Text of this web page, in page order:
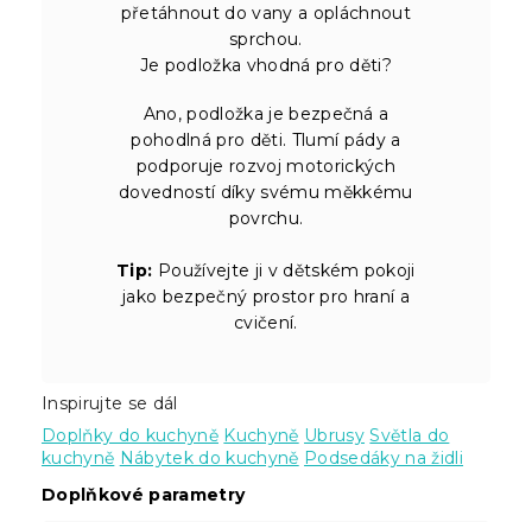
přetáhnout do vany a opláchnout
sprchou.
Je podložka vhodná pro děti?
Ano, podložka je bezpečná a
pohodlná pro děti. Tlumí pády a
podporuje rozvoj motorických
dovedností díky svému měkkému
povrchu.
Tip: Používejte ji v dětském pokoji
jako bezpečný prostor pro hraní a
cvičení.
Inspirujte se dál
Doplňky do kuchyně Kuchyně Ubrusy Světla do
kuchyně Nábytek do kuchyně Podsedáky na židli
Doplňkové parametry